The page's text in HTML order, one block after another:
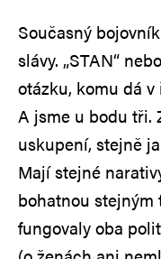
Současný
slávy. „STAN“
otázku, komu dá
A jsme u bodu tři.
uskupení, stejně
Mají stejné
bohatnou
fungovaly oba